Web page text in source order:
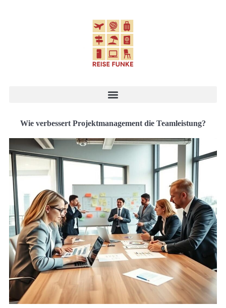
Wie verbessert Projektmanagement die Teamleistung?